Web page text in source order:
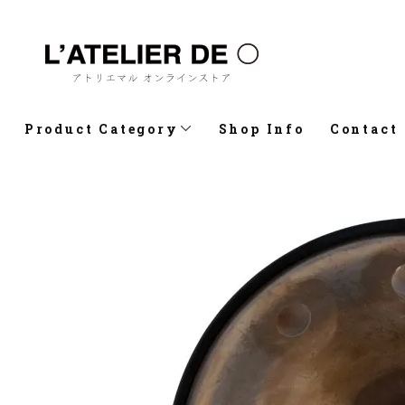
Product Category Shop Info Contact